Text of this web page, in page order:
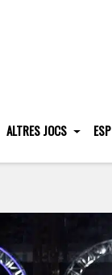
ALTRES JOCS